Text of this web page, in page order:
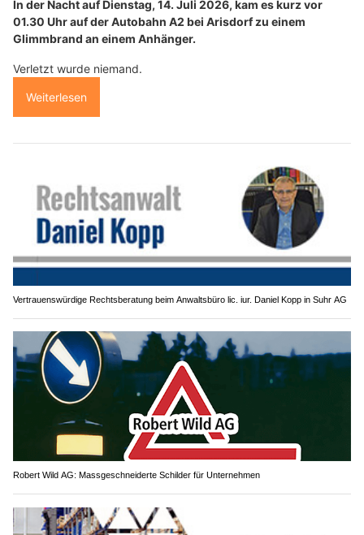
In der Nacht auf Dienstag, 14. Juli 2026, kam es kurz vor
01.30 Uhr auf der Autobahn A2 bei Arisdorf zu einem
Glimmbrand an einem Anhänger.
Verletzt wurde niemand.
Weiterlesen
Vertrauenswürdige Rechtsberatung beim Anwaltsbüro lic. iur. Daniel Kopp in Suhr AG
Robert Wild AG: Massgeschneiderte Schilder für Unternehmen